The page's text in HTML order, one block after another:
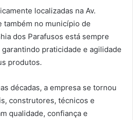
localizadas na Av.
também no município de
dos Parafusos está sempre
praticidade e agilidade
produtos.
décadas, a empresa se tornou
construtores, técnicos e
qualidade, confiança e